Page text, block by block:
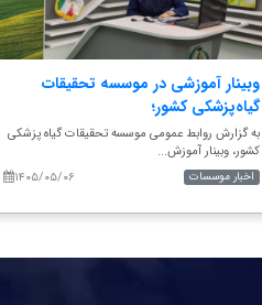
وبینار آموزشی در موسسه تحقیقات
گیاه‌پزشکی کشور؛
به گزارش روابط عمومی موسسه تحقیقات گیاه‌ پزشکی
کشور، وبینار آموزش...
۱۴۰۵/۰۵/۰۶
اخبار موسسات